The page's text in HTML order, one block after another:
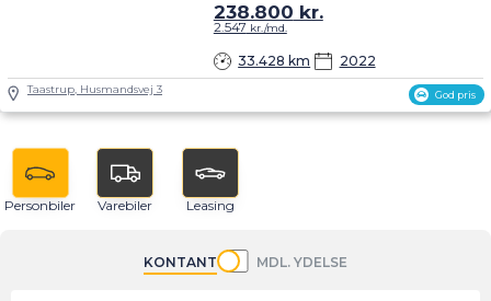
God pris
33.428 km 2022
238.800 kr.
2.547 kr./md.
Taastrup, Husmandsvej 3
Personbiler Varebiler Leasing
KONTANT MDL. YDELSE